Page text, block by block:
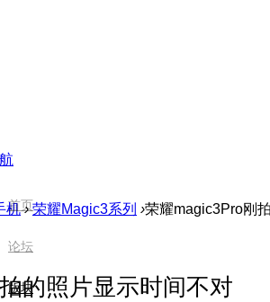
首页
论坛
版块
机 › 荣耀Magic3系列 ›荣耀magic3Pro刚
的照片显示时间不对